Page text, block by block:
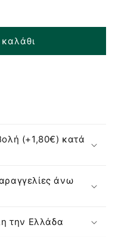
(+1,80€) κατά
άνω
την Ελλάδα